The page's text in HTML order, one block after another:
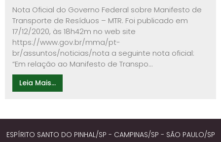
Nota Oficial do Governo Federal sobre Manifesto de
Transporte de Resíduos – MTR. Foi publicado em
17/12/2020, às 18h42m no web site
https://www.gov.br/mma/pt-
br/assuntos/noticias/nota a seguinte nota oficial:
“Em relação ao Manifesto de Transpo...
Leia Mais...
ESPÍRITO SANTO DO PINHAL/SP - CAMPINAS/SP - SÃO PAULO/SP